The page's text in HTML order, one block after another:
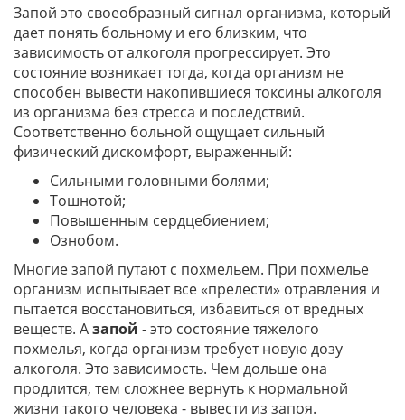
Запой это своеобразный сигнал организма, который
дает понять больному и его близким, что
зависимость от алкоголя прогрессирует. Это
состояние возникает тогда, когда организм не
способен вывести накопившиеся токсины алкоголя
из организма без стресса и последствий.
Соответственно больной ощущает сильный
физический дискомфорт, выраженный:
Сильными головными болями;
Тошнотой;
Повышенным сердцебиением;
Ознобом.
Многие запой путают с похмельем. При похмелье
организм испытывает все «прелести» отравления и
пытается восстановиться, избавиться от вредных
веществ. Азапой - это состояние тяжелого
похмелья, когда организм требует новую дозу
алкоголя. Это зависимость. Чем дольше она
продлится, тем сложнее вернуть к нормальной
жизни такого человека - вывести из запоя.